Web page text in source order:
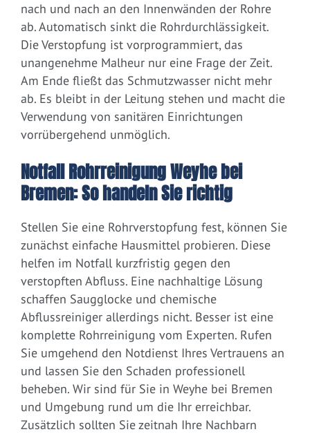
nach und nach an den Innenwänden der Rohre
ab. Automatisch sinkt die Rohrdurchlässigkeit.
Die Verstopfung ist vorprogrammiert, das
unangenehme Malheur nur eine Frage der Zeit.
Am Ende fließt das Schmutzwasser nicht mehr
ab. Es bleibt in der Leitung stehen und macht die
Verwendung von sanitären Einrichtungen
vorrübergehend unmöglich.
Notfall Rohrreinigung Weyhe bei
Bremen: So handeln Sie richtig
Stellen Sie eine Rohrverstopfung fest, können Sie
zunächst einfache Hausmittel probieren. Diese
helfen im Notfall kurzfristig gegen den
verstopften Abfluss. Eine nachhaltige Lösung
schaffen Saugglocke und chemische
Abflussreiniger allerdings nicht. Besser ist eine
komplette Rohrreinigung vom Experten. Rufen
Sie umgehend den Notdienst Ihres Vertrauens an
und lassen Sie den Schaden professionell
beheben. Wir sind für Sie in Weyhe bei Bremen
und Umgebung rund um die Ihr erreichbar.
Zusätzlich sollten Sie zeitnah Ihre Nachbarn